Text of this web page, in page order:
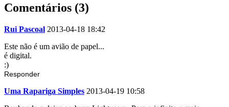
Comentários (3)
Rui Pascoal 2013-04-18 18:42
Este não é um avião de papel...
é digital.
:)
Responder
Uma Rapariga Simples 2013-04-19 10:58